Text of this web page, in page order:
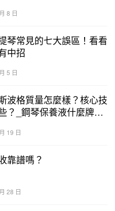
8 日
琴常見的七大誤區！看看
中招
5 日
波格質量怎麼樣？核心技
？_鋼琴保養液什麼牌子
19 日
靠譜嗎？
28 日